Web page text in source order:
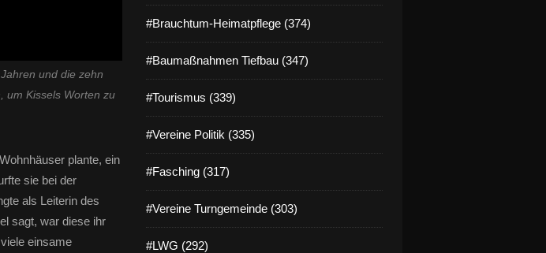
und die zehn
um Kissels Worten zu
plante, ein
sie bei der
als Leiterin des
sagt, war diese ihr
einsame
#Brauchtum-Heimatpflege (374)
#Baumaßnahmen Tiefbau (347)
#Tourismus (339)
#Vereine Politik (335)
#Fasching (317)
#Vereine Turngemeinde (303)
#LWG (292)